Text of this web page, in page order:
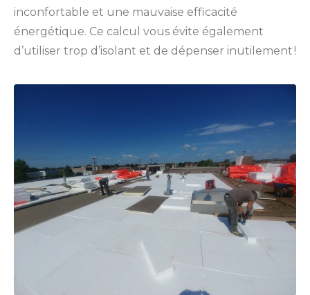
inconfortable et une mauvaise efficacité
énergétique. Ce calcul vous évite également
d’utiliser trop d’isolant et de dépenser inutilement !